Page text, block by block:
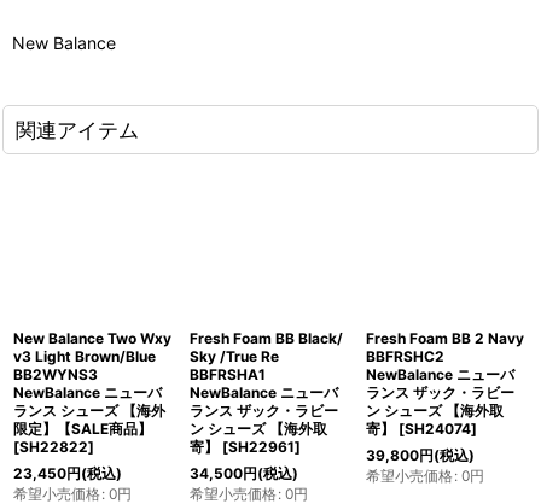
New Balance
関連アイテム
New Balance Two Wxy
v3 Light Brown/Blue
BB2WYNS3
NewBalance ニューバ
ランス シューズ 【海外
限定】【SALE商品】
[SH22822]
23,450円(税込)
希望小売価格: 0円
Fresh Foam BB Black/
Sky /True Re
BBFRSHA1
NewBalance ニューバ
ランス ザック・ラビー
ン シューズ 【海外取
寄】
[SH22961]
34,500円(税込)
希望小売価格: 0円
Fresh Foam BB 2 Navy
BBFRSHC2
NewBalance ニューバ
ランス ザック・ラビー
ン シューズ 【海外取
寄】
[SH24074]
39,800円(税込)
希望小売価格: 0円